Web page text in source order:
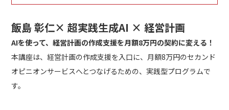
飯島 彰仁× 超実践生成AI × 経営計画
AIを使って、経営計画の作成支援を月額8万円の契約に変える！
本講座は、経営計画の作成支援を入口に、月額8万円のセカンド
オピニオンサービスへとつなげるための、実践型プログラムで
す。